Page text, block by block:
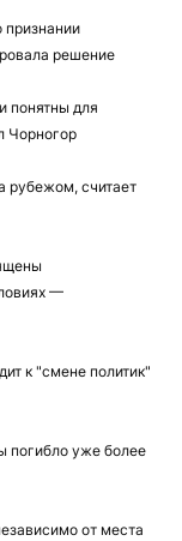
признании
решение
понятны для
Чорногор
рубежом, считает
—
к "смене политик"
погибло уже более
от места